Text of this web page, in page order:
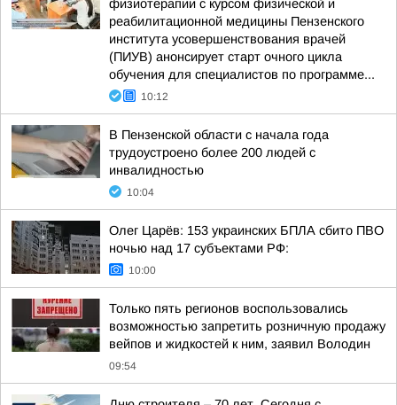
физиотерапии с курсом физической и
реабилитационной медицины Пензенского
института усовершенствования врачей
(ПИУВ) анонсирует старт очного цикла
обучения для специалистов по программе...
10:12
В Пензенской области с начала года
трудоустроено более 200 людей с
инвалидностью
10:04
Олег Царёв: 153 украинских БПЛА сбито ПВО
ночью над 17 субъектами РФ:
10:00
Только пять регионов воспользовались
возможностью запретить розничную продажу
вейпов и жидкостей к ним, заявил Володин
09:54